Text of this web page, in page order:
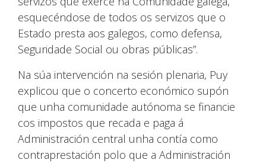
esquecéndose de todos os servizos que o
Estado presta aos galegos, como defensa,
Seguridade Social ou obras públicas”.
Na súa intervención na sesión plenaria, Puy
explicou que o concerto económico supón
que unha comunidade autónoma se financie
cos impostos que recada e paga á
Administración central unha contía como
contraprestación polo que a Administración